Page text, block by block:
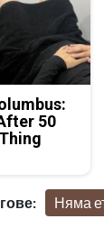
50
Няма